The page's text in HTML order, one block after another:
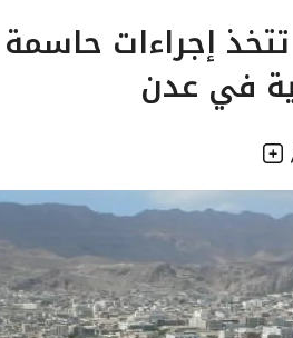
تتخذ إجراءات
في عدن